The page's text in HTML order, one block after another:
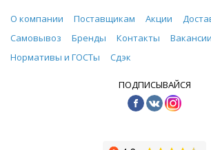
О компании Поставщикам Акции
Самовывоз
Бренды Контакты
Вакансии
Нормативы и ГОСТы
Сдэк
ПОДПИСЫВАЙСЯ